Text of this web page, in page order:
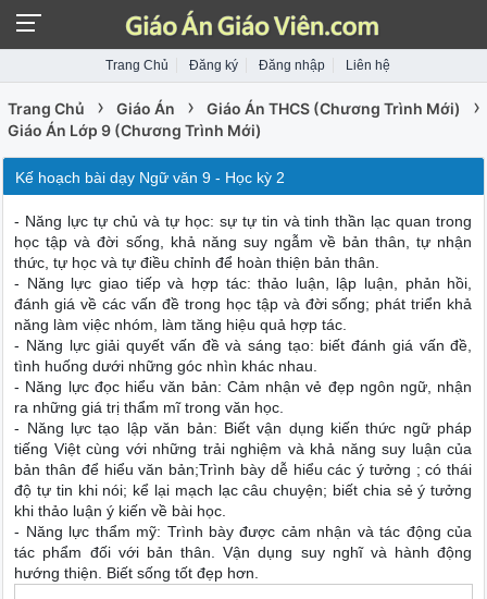
Trang Chủ Đăng ký Đăng nhập Liên hệ
Trang Chủ › Giáo Án › Giáo Án THCS (Chương Trình Mới) ›
Giáo Án Lớp 9 (Chương Trình Mới)
Kế hoạch bài dạy Ngữ văn 9 - Học kỳ 2
- Năng lực tự chủ và tự học: sự tự tin và tinh thần lạc quan trong
học tập và đời sống, khả năng suy ngẫm về bản thân, tự nhận
thức, tự học và tự điều chỉnh để hoàn thiện bản thân.
- Năng lực giao tiếp và hợp tác: thảo luận, lập luận, phản hồi,
đánh giá về các vấn đề trong học tập và đời sống; phát triển khả
năng làm việc nhóm, làm tăng hiệu quả hợp tác.
- Năng lực giải quyết vấn đề và sáng tạo: biết đánh giá vấn đề,
tình huống dưới những góc nhìn khác nhau.
- Năng lực đọc hiểu văn bản: Cảm nhận vẻ đẹp ngôn ngữ, nhận
ra những giá trị thẩm mĩ trong văn học.
- Năng lực tạo lập văn bản: Biết vận dụng kiến thức ngữ pháp
tiếng Việt cùng với những trải nghiệm và khả năng suy luận của
bản thân để hiểu văn bản;Trình bày dễ hiểu các ý tưởng ; có thái
độ tự tin khi nói; kể lại mạch lạc câu chuyện; biết chia sẻ ý tưởng
khi thảo luận ý kiến về bài học.
- Năng lực thẩm mỹ: Trình bày được cảm nhận và tác động của
tác phẩm đối với bản thân. Vận dụng suy nghĩ và hành động
hướng thiện. Biết sống tốt đẹp hơn.